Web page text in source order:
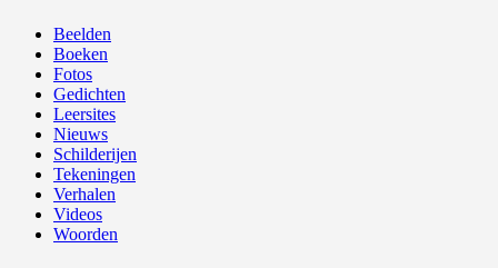
Beelden
Boeken
Fotos
Gedichten
Leersites
Nieuws
Schilderijen
Tekeningen
Verhalen
Videos
Woorden